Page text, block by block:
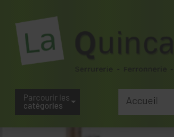
Parcourir les
catégories
Accueil